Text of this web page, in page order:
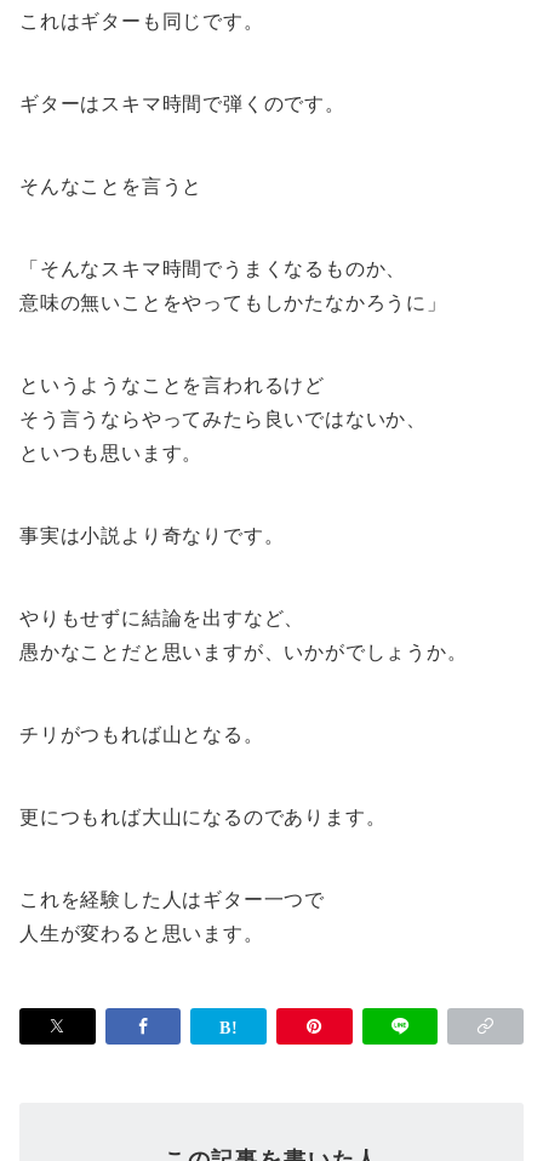
これはギターも同じです。
ギターはスキマ時間で弾くのです。
そんなことを言うと
「そんなスキマ時間でうまくなるものか、
意味の無いことをやってもしかたなかろうに」
というようなことを言われるけど
そう言うならやってみたら良いではないか、
といつも思います。
事実は小説より奇なりです。
やりもせずに結論を出すなど、
愚かなことだと思いますが、いかがでしょうか。
チリがつもれば山となる。
更につもれば大山になるのであります。
これを経験した人はギター一つで
人生が変わると思います。